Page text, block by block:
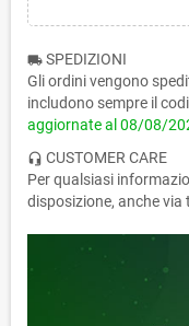
local_shipping SPEDIZIONI
Gli ordini vengono
includono sempre il
aggiornate al 08/08/
headset_mic CUSTOMER CARE
Per qualsiasi
disposizione, anche via